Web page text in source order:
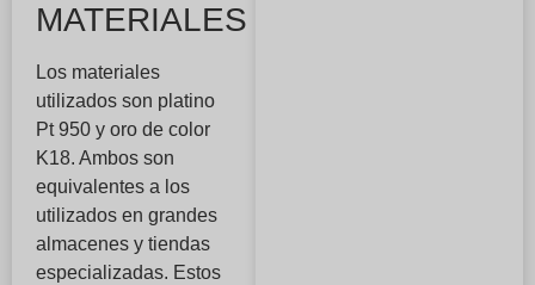
MATERIALES
Los materiales
utilizados son platino
Pt 950 y oro de color
K18. Ambos son
equivalentes a los
utilizados en grandes
almacenes y tiendas
especializadas. Estos